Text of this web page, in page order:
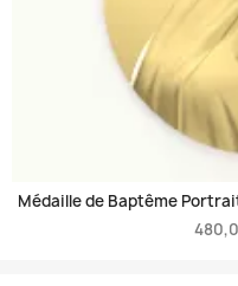
Médaille de Baptême